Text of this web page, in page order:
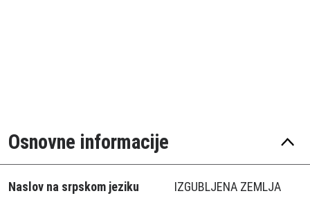
Osnovne informacije
Naslov na srpskom jeziku IZGUBLJENA ZEMLJA